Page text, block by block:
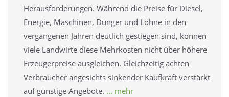
Herausforderungen. Während die Preise für Diesel,
Energie, Maschinen, Dünger und Löhne in den
vergangenen Jahren deutlich gestiegen sind, können
viele Landwirte diese Mehrkosten nicht über höhere
Erzeugerpreise ausgleichen. Gleichzeitig achten
Verbraucher angesichts sinkender Kaufkraft verstärkt
auf günstige Angebote. ... mehr